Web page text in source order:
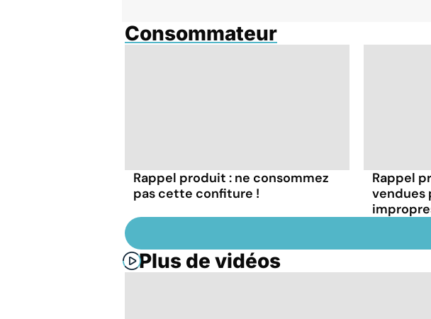
Consommateur
Rappel produit : ne consommez
pas cette confiture !
Rappel
vendues
Plus de vidéos